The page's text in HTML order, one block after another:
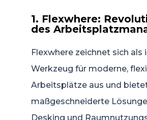
1. Flexwhere:
des
Flexwhere zeichnet sich als
Werkzeug für moderne,
Arbeitsplätze aus und
maßgeschneiderte
Desking und